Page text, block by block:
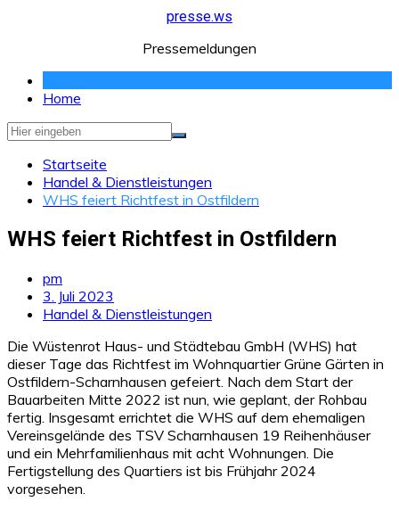
presse.ws
Pressemeldungen
Home
Startseite
Handel & Dienstleistungen
WHS feiert Richtfest in Ostfildern
WHS feiert Richtfest in Ostfildern
pm
3. Juli 2023
Handel & Dienstleistungen
Die Wüstenrot Haus- und Städtebau GmbH (WHS) hat
dieser Tage das Richtfest im Wohnquartier Grüne Gärten in
Ostfildern-Scharnhausen gefeiert. Nach dem Start der
Bauarbeiten Mitte 2022 ist nun, wie geplant, der Rohbau
fertig. Insgesamt errichtet die WHS auf dem ehemaligen
Vereinsgelände des TSV Scharnhausen 19 Reihenhäuser
und ein Mehrfamilienhaus mit acht Wohnungen. Die
Fertigstellung des Quartiers ist bis Frühjahr 2024
vorgesehen.